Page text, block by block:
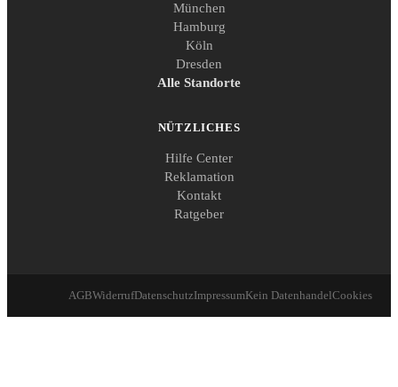
München
Hamburg
Köln
Dresden
Alle Standorte
NÜTZLICHES
Hilfe Center
Reklamation
Kontakt
Ratgeber
AGBWiderrufDatenschutzImpressumKein DatenhandelCookies